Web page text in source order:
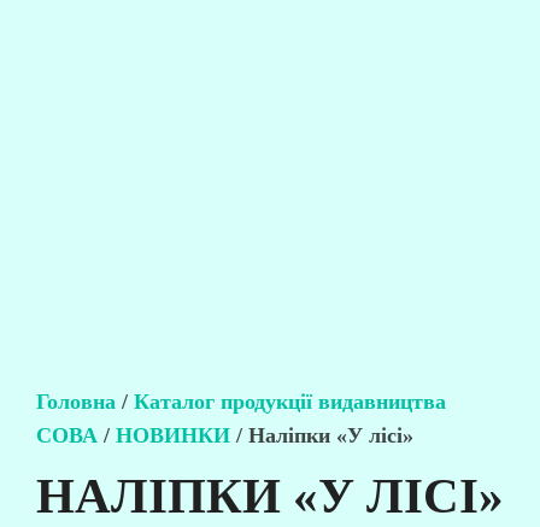
Головна / Каталог продукції видавництва
СОВА / НОВИНКИ / Наліпки «У лісі»
НАЛІПКИ «У ЛІСІ»